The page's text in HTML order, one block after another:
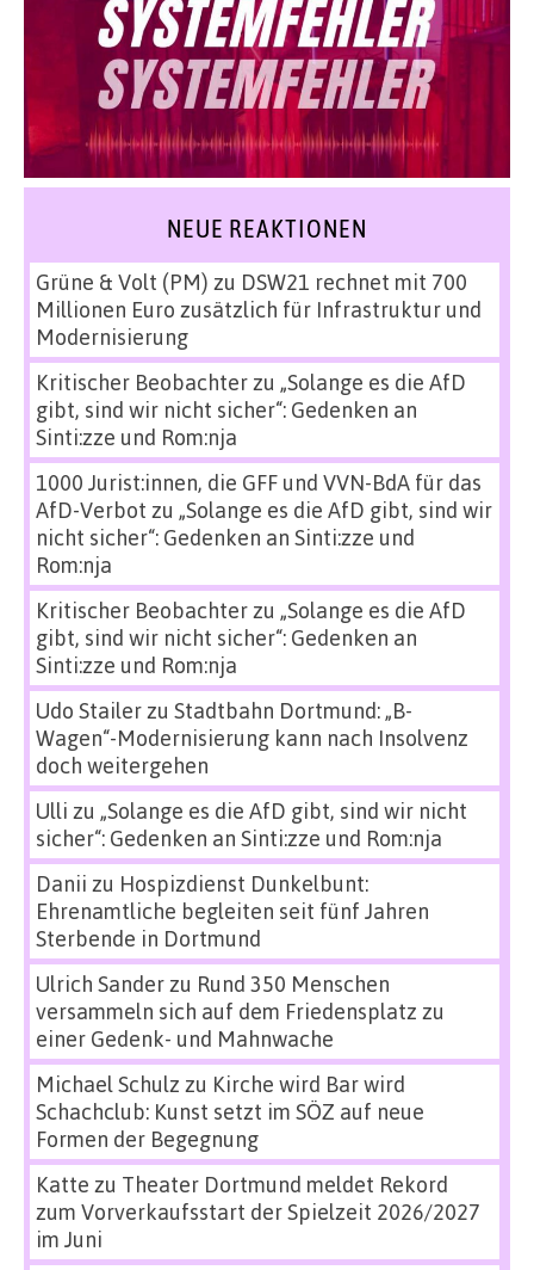
NEUE REAKTIONEN
Grüne & Volt (PM) zu DSW21 rechnet mit 700
Millionen Euro zusätzlich für Infrastruktur und
Modernisierung
Kritischer Beobachterzu „Solange es die AfD
gibt, sind wir nicht sicher“: Gedenken an
Sinti:zze und Rom:nja
1000 Jurist:innen, die GFF und VVN-BdA für das
AfD-Verbot zu „Solange es die AfD gibt, sind wir
nicht sicher“: Gedenken an Sinti:zze und
Rom:nja
Kritischer Beobachterzu „Solange es die AfD
gibt, sind wir nicht sicher“: Gedenken an
Sinti:zze und Rom:nja
Udo Stailerzu Stadtbahn Dortmund: „B-
Wagen“-Modernisierung kann nach Insolvenz
doch weitergehen
Ulli zu „Solange es die AfD gibt, sind wir nicht
sicher“: Gedenken an Sinti:zze und Rom:nja
Danii zu Hospizdienst Dunkelbunt:
Ehrenamtliche begleiten seit fünf Jahren
Sterbende in Dortmund
Ulrich Sanderzu Rund 350 Menschen
versammeln sich auf dem Friedensplatz zu
einer Gedenk- und Mahnwache
Michael Schulz zu Kirche wird Bar wird
Schachclub: Kunst setzt im SÖZ auf neue
Formen der Begegnung
Katte zu Theater Dortmund meldet Rekord
zum Vorverkaufsstart der Spielzeit 2026/2027
im Juni